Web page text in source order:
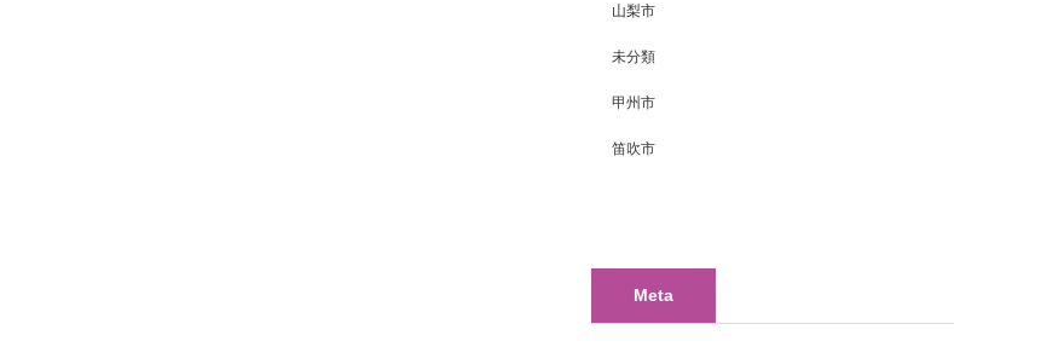
山梨市
未分類
甲州市
笛吹市
Meta